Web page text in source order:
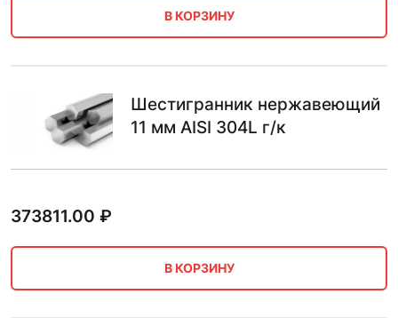
В КОРЗИНУ
Шестигранник нержавеющий
11 мм AISI 304L г/к
373811.00 ₽
В КОРЗИНУ